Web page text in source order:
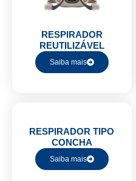
RESPIRADOR
REUTILIZÁVEL
Saiba mais
RESPIRADOR TIPO
CONCHA
Saiba mais